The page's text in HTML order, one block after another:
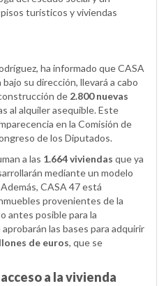
turísticos y viviendas
ha informado que CASA
su dirección, llevará a cabo
de 2.800 nuevas
al alquiler asequible. Este
en la Comisión de
de los Diputados.
a las 1.664 viviendas que ya
mediante un modelo
CASA 47 está
provenientes de la
antes posible para la
las bases para adquirir
de euros, que se
a la vivienda